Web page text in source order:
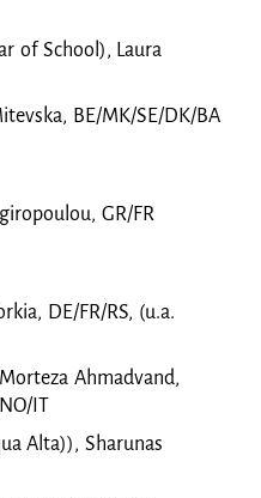
of School), Laura
BE/MK/SE/DK/BA
GR/FR
DE/FR/RS, (u.a.
Ahmadvand,
IT
Alta)), Sharunas